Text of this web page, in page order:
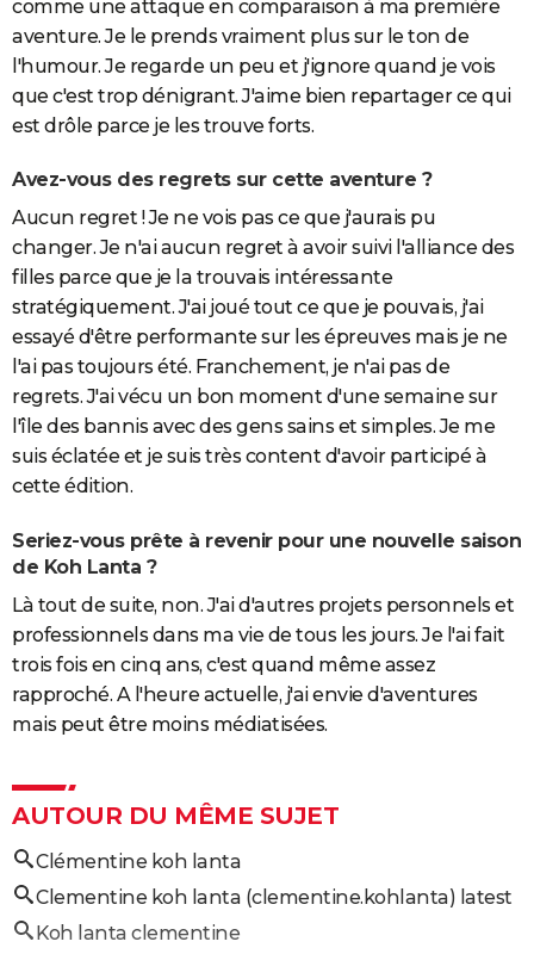
comme une attaque en comparaison à ma première
aventure. Je le prends vraiment plus sur le ton de
l'humour. Je regarde un peu et j'ignore quand je vois
que c'est trop dénigrant. J'aime bien repartager ce qui
est drôle parce je les trouve forts.
Avez-vous des regrets sur cette aventure ?
Aucun regret ! Je ne vois pas ce que j'aurais pu
changer. Je n'ai aucun regret à avoir suivi l'alliance des
filles parce que je la trouvais intéressante
stratégiquement. J'ai joué tout ce que je pouvais, j'ai
essayé d'être performante sur les épreuves mais je ne
l'ai pas toujours été. Franchement, je n'ai pas de
regrets. J'ai vécu un bon moment d'une semaine sur
l'île des bannis avec des gens sains et simples. Je me
suis éclatée et je suis très content d'avoir participé à
cette édition.
Seriez-vous prête à revenir pour une nouvelle saison
de Koh Lanta ?
Là tout de suite, non. J'ai d'autres projets personnels et
professionnels dans ma vie de tous les jours. Je l'ai fait
trois fois en cinq ans, c'est quand même assez
rapproché. A l'heure actuelle, j'ai envie d'aventures
mais peut être moins médiatisées.
AUTOUR DU MÊME SUJET
Clémentine koh lanta
Clementine koh lanta (clementine.kohlanta) latest
Koh lanta clementine